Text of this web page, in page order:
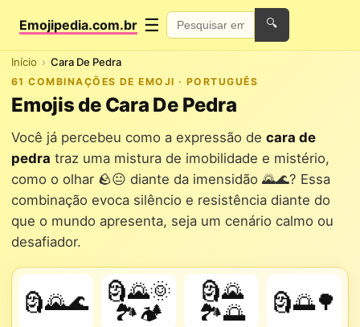
Emojipedia.com.br ☰ 🔍
Início Cara De Pedra
61 COMBINAÇÕES DE EMOJI · PORTUGUÊS
Emojis de Cara De Pedra
Você já percebeu como a expressão de cara de
pedra traz uma mistura de imobilidade e mistério,
como o olhar 🪨😐 diante da imensidão 🌄🌊? Essa
combinação evoca silêncio e resistência diante do
que o mundo apresenta, seja um cenário calmo ou
desafiador.
🗿🌄🌊
🗿🌄🌞
🏞️🏕️
🗿🌄
🏞️🌅
🗿🌅🌳